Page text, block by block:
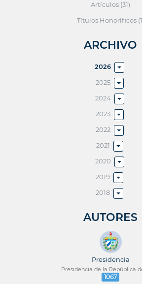
Artículos (31)
Títulos Honoríficos
ARCHIVO
2026
2025
2024
2023
2022
2021
2020
2019
2018
AUTORES
Presidencia
Presidencia de la República
1067